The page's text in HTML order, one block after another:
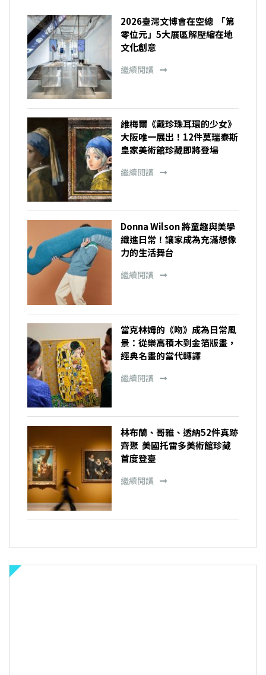
2026臺灣文博會在空總 「第
零位元」5大展區解壓縮在地
文化創意
繼續閱讀
維梅爾《戴珍珠耳環的少女》
大阪唯一展出！12件莫瑞泰斯
皇家美術館珍藏即將登場
繼續閱讀
Donna Wilson 將童趣與美學
織進日常！讓家成為充滿想像
力的生活舞台
繼續閱讀
當克林姆的《吻》成為日常風
景：從樂高積木到金箔版畫，
經典名畫的當代轉譯
繼續閱讀
林布蘭、哥雅、透納52件真跡
齊聚 美國托雷多美術館珍藏
首度登臺
繼續閱讀